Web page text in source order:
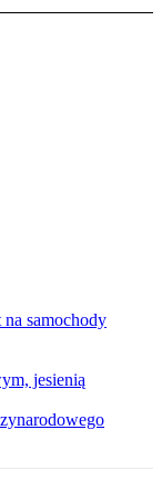
samochody
jesienią